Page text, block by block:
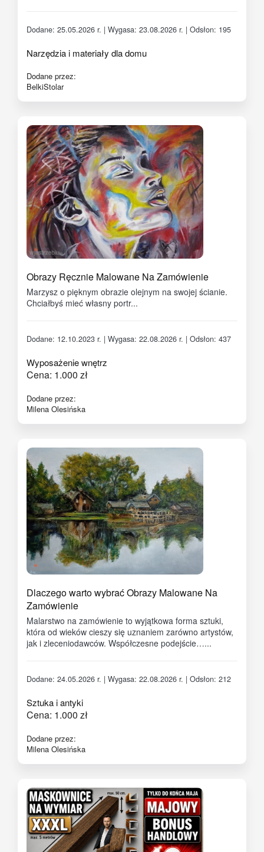
Dodane: 25.05.2026 r. | Wygasa: 23.08.2026 r. | Odsłon: 195
Narzędzia i materiały dla domu
Dodane przez:
BelkiStolar
Obrazy Ręcznie Malowane Na Zamówienie
Marzysz o pięknym obrazie olejnym na swojej ścianie.
Chciałbyś mieć własny portr...
Dodane: 12.10.2023 r. | Wygasa: 22.08.2026 r. | Odsłon: 437
Wyposażenie wnętrz
Cena: 1.000 zł
Dodane przez:
Milena Olesińska
Dlaczego warto wybrać Obrazy Malowane Na
Zamówienie
Malarstwo na zamówienie to wyjątkowa forma sztuki,
która od wieków cieszy się uznaniem zarówno artystów,
jak i zleceniodawców. Współczesne podejście…...
Dodane: 24.05.2026 r. | Wygasa: 22.08.2026 r. | Odsłon: 212
Sztuka i antyki
Cena: 1.000 zł
Dodane przez:
Milena Olesińska